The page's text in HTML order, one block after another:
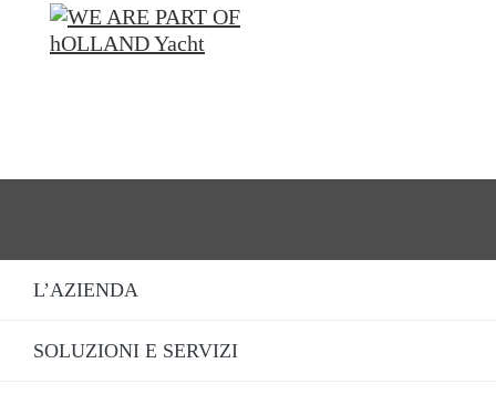
L’AZIENDA
SOLUZIONI E SERVIZI